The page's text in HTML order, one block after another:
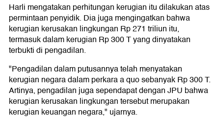
Harli mengatakan perhitungan kerugian itu dilakukan atas
permintaan penyidik. Dia juga mengingatkan bahwa
kerugian kerusakan lingkungan Rp 271 triliun itu,
termasuk dalam kerugian Rp 300 T yang dinyatakan
terbukti di pengadilan.
"Pengadilan dalam putusannya telah menyatakan
kerugian negara dalam perkara a quo sebanyak Rp 300 T.
Artinya, pengadilan juga sependapat dengan JPU bahwa
kerugian kerusakan lingkungan tersebut merupakan
kerugian keuangan negara," ujarnya.